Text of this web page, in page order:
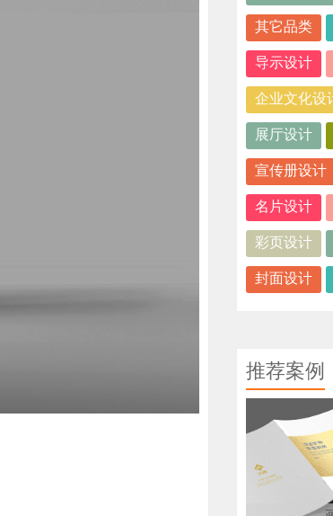
其它品类
导示设计
企业文化设
展厅设计
宣传册设计
名片设计
彩页设计
封面设计
推荐案例